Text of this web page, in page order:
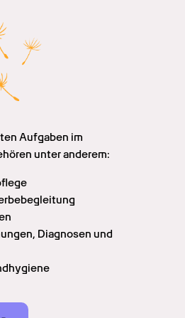
Aufgaben im
unter anderem:
Diagnosen und